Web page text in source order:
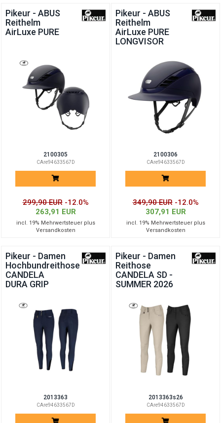
Pikeur - ABUS
Reithelm
AirLuxe PURE
2100305
CAre94633567D
299,90 EUR -12.0%
263,91 EUR
incl. 19% Mehrwertsteuer plus
Versandkosten
Pikeur - ABUS
Reithelm
AirLuxe PURE
LONGVISOR
2100306
CAre94633567D
349,90 EUR -12.0%
307,91 EUR
incl. 19% Mehrwertsteuer plus
Versandkosten
Pikeur - Damen
Hochbundreithose
CANDELA
DURA GRIP
2013363
CAre94633567D
Pikeur - Damen
Reithose
CANDELA SD -
SUMMER 2026
2013363s26
CAre94633567D